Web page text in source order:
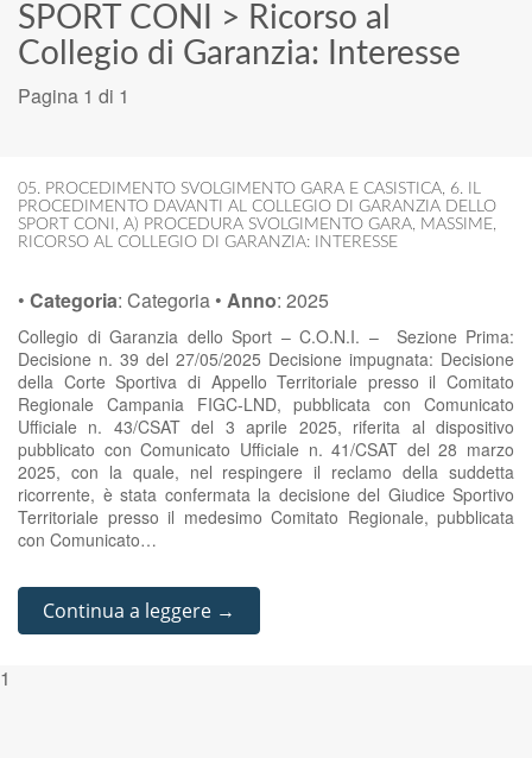
SPORT CONI
> Ricorso al
Collegio di Garanzia: Interesse
Pagina 1 di 1
05. PROCEDIMENTO SVOLGIMENTO GARA E CASISTICA, 6. IL
PROCEDIMENTO DAVANTI AL COLLEGIO DI GARANZIA DELLO
SPORT CONI , A) PROCEDURA SVOLGIMENTO GARA, MASSIME,
RICORSO AL COLLEGIO DI GARANZIA: INTERESSE
• Categoria: Categoria • Anno: 2025
Collegio di Garanzia dello Sport – C.O.N.I. – Sezione Prima:
Decisione n. 39 del 27/05/2025 Decisione impugnata: Decisione
della Corte Sportiva di Appello Territoriale presso il Comitato
Regionale Campania FIGC-LND, pubblicata con Comunicato
Ufficiale n. 43/CSAT del 3 aprile 2025, riferita al dispositivo
pubblicato con Comunicato Ufficiale n. 41/CSAT del 28 marzo
2025, con la quale, nel respingere il reclamo della suddetta
ricorrente, è stata confermata la decisione del Giudice Sportivo
Territoriale presso il medesimo Comitato Regionale, pubblicata
con Comunicato…
Continua a leggere →
1